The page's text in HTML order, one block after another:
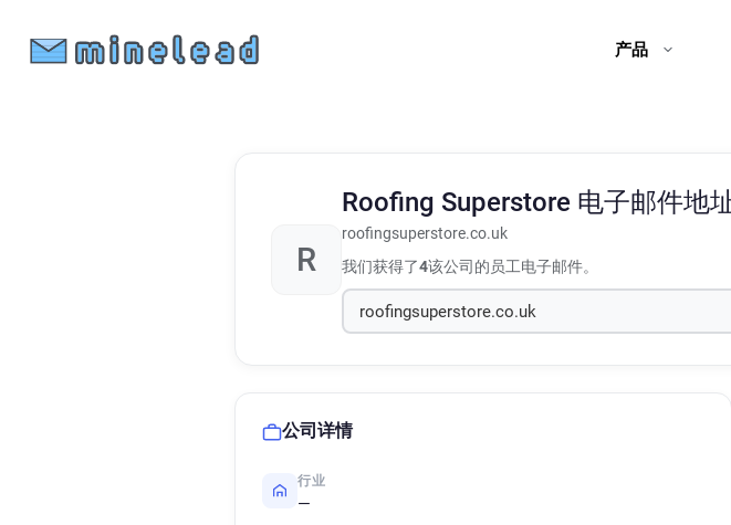
产品
R
Roofing Superstore 电子邮件地
roofingsuperstore.co.uk
我们获得了4该公司的员工电子邮件。
公司详情
行业
—